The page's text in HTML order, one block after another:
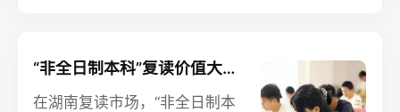
的竞争力断层。
“非全日制本科”复读价值大辩论 湖南
在湖南复读市场，“非全日制本